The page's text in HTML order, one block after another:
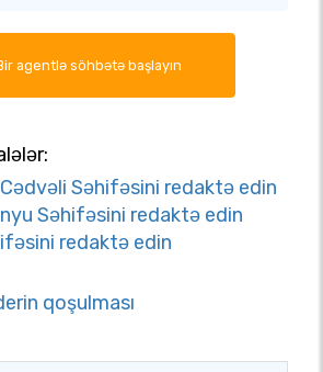
agentlə söhbətə başlayın
Səhifəsini redaktə edin
Səhifəsini redaktə edin
redaktə edin
qoşulması